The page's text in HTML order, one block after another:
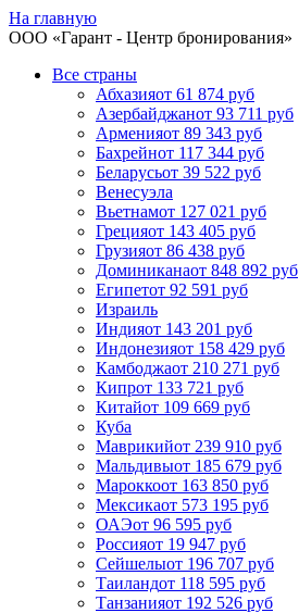
На главную
ООО «Гарант - Центр бронирования»
Все страны
Абхазияот 61 874 руб
Азербайджанот 93 711 руб
Арменияот 89 343 руб
Бахрейнот 117 344 руб
Беларусьот 39 522 руб
Венесуэла
Вьетнамот 127 021 руб
Грецияот 143 405 руб
Грузияот 86 438 руб
Доминиканаот 848 892 руб
Египетот 92 591 руб
Израиль
Индияот 143 201 руб
Индонезияот 158 429 руб
Камбоджаот 210 271 руб
Кипрот 133 721 руб
Китайот 109 669 руб
Куба
Маврикийот 239 910 руб
Мальдивыот 185 679 руб
Мароккоот 163 850 руб
Мексикаот 573 195 руб
ОАЭот 96 595 руб
Россияот 19 947 руб
Сейшелыот 196 707 руб
Таиландот 118 595 руб
Танзанияот 192 526 руб